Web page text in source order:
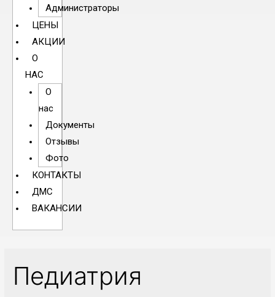
Администраторы
ЦЕНЫ
АКЦИИ
О
НАС
О
нас
Документы
Отзывы
Фото
КОНТАКТЫ
ДМС
ВАКАНСИИ
Педиатрия